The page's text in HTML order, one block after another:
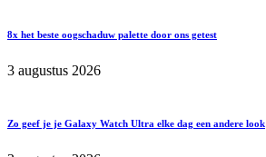
8x het beste oogschaduw palette door ons getest
3 augustus 2026
Zo geef je je Galaxy Watch Ultra elke dag een andere look